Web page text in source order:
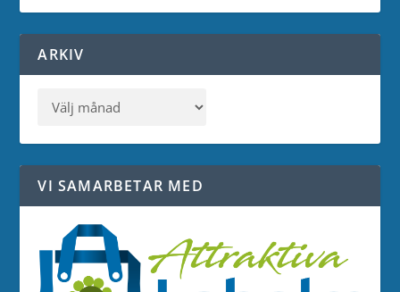
ARKIV
VI SAMARBETAR MED